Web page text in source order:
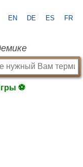
EN DE ES FR
⚽